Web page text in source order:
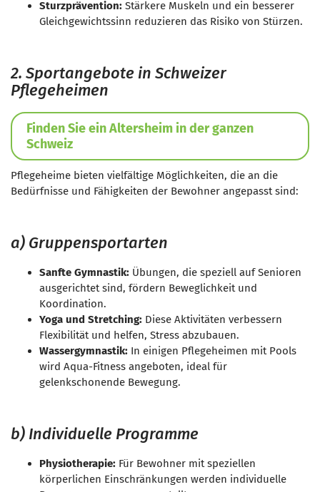
Sturzprävention: Stärkere Muskeln und ein besserer
Gleichgewichtssinn reduzieren das Risiko von Stürzen.
2. Sportangebote in Schweizer
Pflegeheimen
Finden Sie ein Altersheim in der ganzen
Schweiz
Pflegeheime bieten vielfältige Möglichkeiten, die an die
Bedürfnisse und Fähigkeiten der Bewohner angepasst sind:
a) Gruppensportarten
Sanfte Gymnastik: Übungen, die speziell auf Senioren
ausgerichtet sind, fördern Beweglichkeit und
Koordination.
Yoga und Stretching: Diese Aktivitäten verbessern
Flexibilität und helfen, Stress abzubauen.
Wassergymnastik: In einigen Pflegeheimen mit Pools
wird Aqua-Fitness angeboten, ideal für
gelenkschonende Bewegung.
b) Individuelle Programme
Physiotherapie: Für Bewohner mit speziellen
körperlichen Einschränkungen werden individuelle